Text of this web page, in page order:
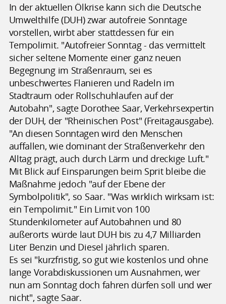
In der aktuellen Ölkrise kann sich die Deutsche
Umwelthilfe (DUH) zwar autofreie Sonntage
vorstellen, wirbt aber stattdessen für ein
Tempolimit. "Autofreier Sonntag - das vermittelt
sicher seltene Momente einer ganz neuen
Begegnung im Straßenraum, sei es
unbeschwertes Flanieren und Radeln im
Stadtraum oder Rollschuhlaufen auf der
Autobahn", sagte Dorothee Saar, Verkehrsexpertin
der DUH, der "Rheinischen Post" (Freitagausgabe).
"An diesen Sonntagen wird den Menschen
auffallen, wie dominant der Straßenverkehr den
Alltag prägt, auch durch Lärm und dreckige Luft."
Mit Blick auf Einsparungen beim Sprit bleibe die
Maßnahme jedoch "auf der Ebene der
Symbolpolitik", so Saar. "Was wirklich wirksam ist:
ein Tempolimit." Ein Limit von 100
Stundenkilometer auf Autobahnen und 80
außerorts würde laut DUH bis zu 4,7 Milliarden
Liter Benzin und Diesel jährlich sparen.
Es sei "kurzfristig, so gut wie kostenlos und ohne
lange Vorabdiskussionen um Ausnahmen, wer
nun am Sonntag doch fahren dürfen soll und wer
nicht", sagte Saar.